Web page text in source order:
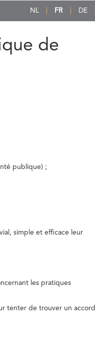
NL FR DE
de
publique) ;
simple et efficace leur
les pratiques
tenter de trouver un accord